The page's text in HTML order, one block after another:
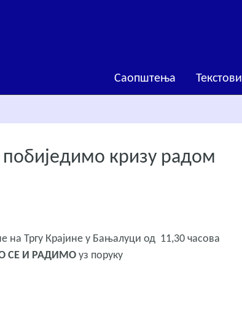
Саопштења Текстови
кризу радом
Тргу Крајине у Бањалуци од 11,30 часова
СЕ И РАДИМО уз поруку